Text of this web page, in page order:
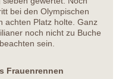
bei den Olympischen
achten Platz holte. Ganz
noch nicht zu Buche
sein.
Frauenrennen